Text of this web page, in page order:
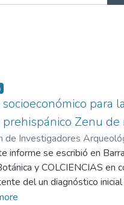
para
Zenu
de Investigadores
informe se escribió en
y COLCIENCIAS en
del un diagnóstico
en el diseño de un